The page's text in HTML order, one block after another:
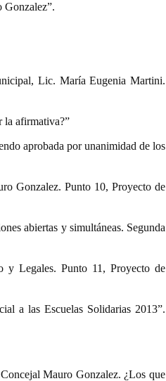
Gonzalez”.
Lic. María Eugenia Martini.
la afirmativa?”
aprobada por unanimidad de los
Gonzalez. Punto 10, Proyecto de
abiertas y simultáneas. Segunda
y Legales. Punto 11, Proyecto de
a las Escuelas Solidarias 2013”.
Mauro Gonzalez. ¿Los que